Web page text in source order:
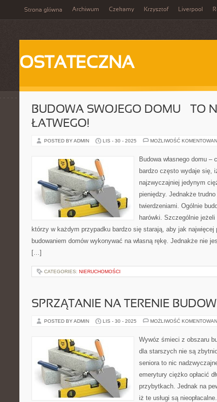
Strona główna Archiwum Czekamy Krzysztof Liverpool
OSTATECZNA
BUDOWA SWOJEGO DOMU – TO
ŁATWEGO!
POSTED BY ADMIN LIS - 30 - 2025 MOŻLIWOŚĆ
Budowa własnego domu –
bardzo często wydaje się,
najzwyczajniej jedynym
pieniędzy. Jednakże
twierdzeniami. Ogólnie
harówki. Szczególnie
którzy w każdym przypadku bardzo się starają, aby jak najwięcej
budowaniem domów wykonywać na własną rękę. Jednakże nie
[…]
CATEGORIES: NIERUCHOMOŚCI
SPRZĄTANIE NA TERENIE
POSTED BY ADMIN LIS - 30 - 2025 MOŻLIWOŚĆ
Wywóz śmieci z obszaru
dla starszych nie są
seniora to nic
emerytury ciężko opłacić
przybytkach. Jednak na
iż te usługi są